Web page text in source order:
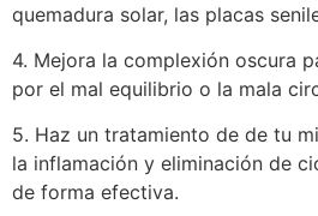
quemadura solar, las placas
4. Mejora la complexión oscura
por el mal equilibrio o la mala
5. Haz un tratamiento de de tu
la inflamación y eliminación de
de forma efectiva.